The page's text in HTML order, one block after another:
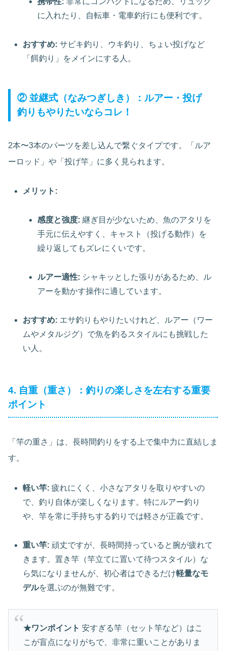
に入れたり、自転車・電車釣行にも便利です。
おすすめ: サビキ釣り、ウキ釣り、ちょい投げなど
「餌釣り」をメインにする人。
② 並継式（なみつぎしき）：ルアー・投げ
釣りもやりたいならコレ！
2本〜3本のパーツを差し込んで繋ぐタイプです。「ルア
ーロッド」や「投げ竿」に多く見られます。
メリット:
感度と強度: 継ぎ目が少ないため、魚のアタリを
手元に伝えやすく、キャスト（投げる動作）を
繰り返してもズレにくいです。
ルアー適性: シャキッとした張りがあるため、ル
アーを動かす操作に適しています。
おすすめ: エサ釣りもやりたいけれど、ルアー（ワー
ムやメタルジグ）で魚を釣るスタイルにも挑戦した
い人。
4. 自重（重さ）：釣りの楽しさを左右する重要
ポイント
「竿の重さ」は、長時間釣りをする上で集中力に直結しま
す。
軽い竿: 疲れにくく、小さなアタリを取りやすいの
で、釣り自体が楽しくなります。特にルアー釣り
や、竿を常に手持ちする釣りでは軽さが正義です。
重い竿: 頑丈ですが、長時間持っていると腕が疲れて
きます。置き竿（竿立てに置いて待つスタイル）な
ら気になりませんが、初心者はできるだけ軽量なモ
デルを選ぶのが無難です。
★ワンポイント 安すぎる竿（セット竿など）はこ
こが盲点になりがちで、非常に重いことがありま